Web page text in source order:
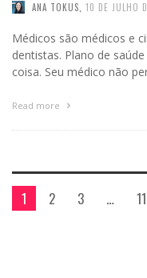
ANA TOKUS, 10 DE JULHO
Médicos são médicos e
dentistas. Plano de
coisa. Seu médico não
Read more
1 2 3 … 11